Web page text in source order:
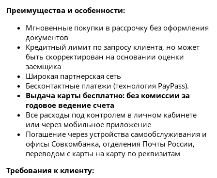
Преимущества и особенности:
Мгновенные покупки в рассрочку без оформления
документов
Кредитный лимит по запросу клиента, но может
быть скорректирован на основании оценки
заемщика
Широкая партнерская сеть
Бесконтактные платежи (технология PayPass).
Выдача карты бесплатно: без комиссии за
годовое ведение счета
Все расходы под контролем в личном кабинете
или через мобильное приложение
Погашение через устройства самообслуживания и
офисы Совкомбанка, отделения Почты России,
переводом с карты на карту по реквизитам
Требования к клиенту: